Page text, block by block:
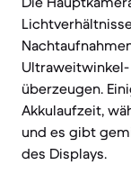
überzeugen.
Akkulaufzeit,
und es gibt
des Displays.